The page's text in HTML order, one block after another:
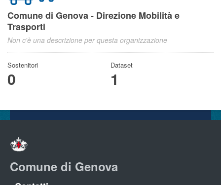
Comune di Genova - Direzione Mobilità e
Trasporti
Non c'è una descrizione per questa organizzazione
Sostenitori
0
Dataset
1
Comune di Genova